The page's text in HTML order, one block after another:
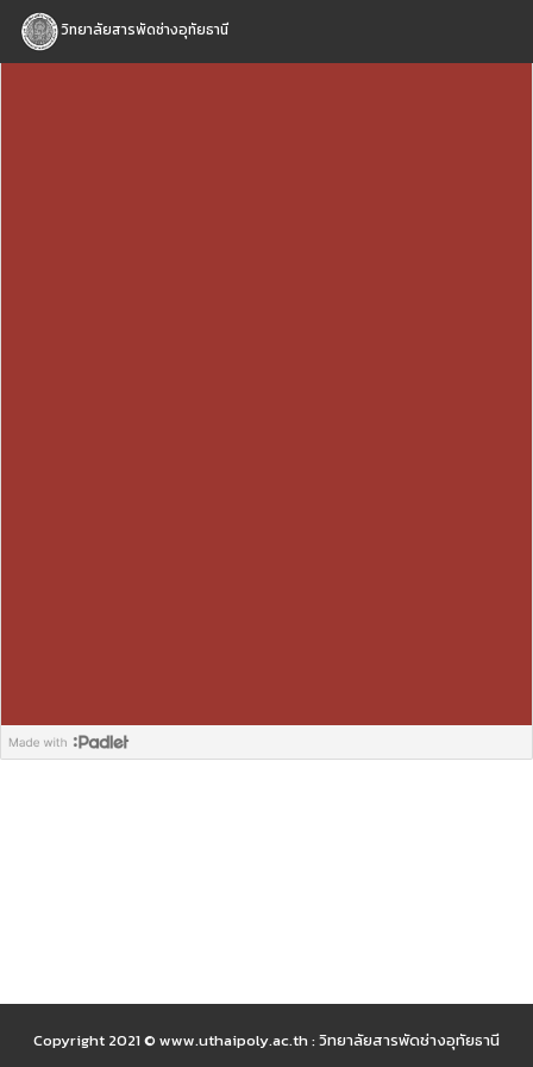
วิทยาลัยสารพัดช่างอุทัยธานี
Copyright 2021 © www.uthaipoly.ac.th : วิทยาลัยสารพัดช่างอุทัยธานี